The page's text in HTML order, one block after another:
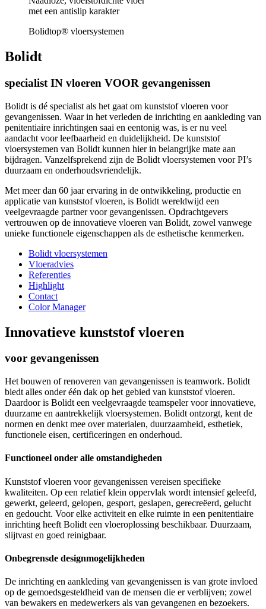
met een antislip karakter
Bolidtop® vloersystemen
Bolidt
specialist IN vloeren VOOR gevangenissen
Bolidt is dé specialist als het gaat om kunststof vloeren voor
gevangenissen. Waar in het verleden de inrichting en aankleding van
penitentiaire inrichtingen saai en eentonig was, is er nu veel
aandacht voor leefbaarheid en duidelijkheid. De kunststof
vloersystemen van Bolidt kunnen hier in belangrijke mate aan
bijdragen. Vanzelfsprekend zijn de Bolidt vloersystemen voor PI’s
duurzaam en onderhoudsvriendelijk.
Met meer dan 60 jaar ervaring in de ontwikkeling, productie en
applicatie van kunststof vloeren, is Bolidt wereldwijd een
veelgevraagde partner voor gevangenissen. Opdrachtgevers
vertrouwen op de innovatieve vloeren van Bolidt, zowel vanwege
unieke functionele eigenschappen als de esthetische kenmerken.
Bolidt vloersystemen
Vloeradvies
Referenties
Highlight
Contact
Color Manager
Innovatieve kunststof vloeren
voor gevangenissen
Het bouwen of renoveren van gevangenissen is teamwork. Bolidt
biedt alles onder één dak op het gebied van kunststof vloeren.
Daardoor is Bolidt een veelgevraagde teamspeler voor innovatieve,
duurzame en aantrekkelijk vloersystemen. Bolidt ontzorgt, kent de
normen en denkt mee over materialen, duurzaamheid, esthetiek,
functionele eisen, certificeringen en onderhoud.
Functioneel onder alle omstandigheden
Kunststof vloeren voor gevangenissen vereisen specifieke
kwaliteiten. Op een relatief klein oppervlak wordt intensief geleefd,
gewerkt, geleerd, gelopen, gesport, geslapen, gerecreëerd, gelucht
en gedoucht. Voor elke activiteit en elke ruimte in een penitentiaire
inrichting heeft Bolidt een vloeroplossing beschikbaar. Duurzaam,
slijtvast en goed reinigbaar.
Onbegrensde designmogelijkheden
De inrichting en aankleding van gevangenissen is van grote invloed
op de gemoedsgesteldheid van de mensen die er verblijven; zowel
van bewakers en medewerkers als van gevangenen en bezoekers.